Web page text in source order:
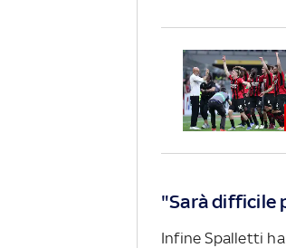
"Sarà difficile
Infine Spalletti